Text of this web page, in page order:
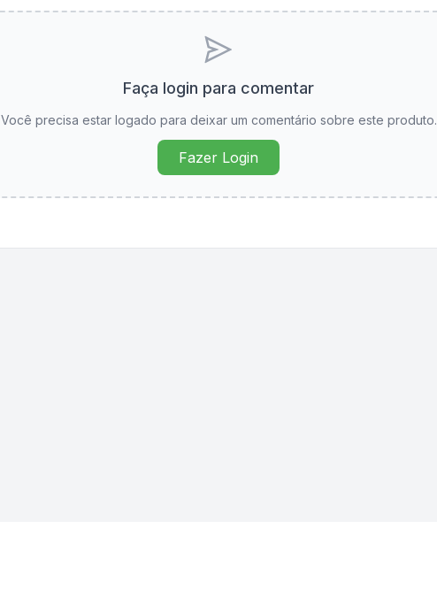
Faça login para comentar
Você precisa estar logado para deixar um comentário sobre este produto.
Fazer Login